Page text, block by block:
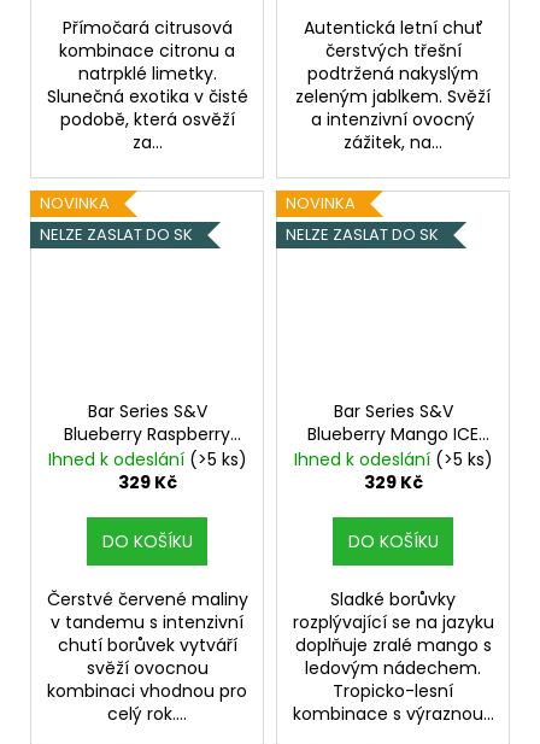
Přímočará citrusová
kombinace citronu a
natrpklé limetky.
Slunečná exotika v čisté
podobě, která osvěží
za...
Autentická letní chuť
čerstvých třešní
podtržená nakyslým
zeleným jablkem. Svěží
a intenzivní ovocný
zážitek, na...
NOVINKA
NELZE ZASLAT DO SK
Bar Series S&V
Blueberry Raspberry
10ml Borůvka a malina
Ihned k odeslání (>5 ks)
329 Kč
DO KOŠÍKU
Čerstvé červené maliny
v tandemu s intenzivní
chutí borůvek vytváří
svěží ovocnou
kombinaci vhodnou pro
celý rok....
NOVINKA
NELZE ZASLAT DO SK
Bar Series S&V
Blueberry Mango ICE
10ml Ledová borůvka a
mango
Ihned k odeslání (>5 ks)
329 Kč
DO KOŠÍKU
Sladké borůvky
rozplývající se na jazyku
doplňuje zralé mango s
ledovým nádechem.
Tropicko-lesní
kombinace s výraznou...